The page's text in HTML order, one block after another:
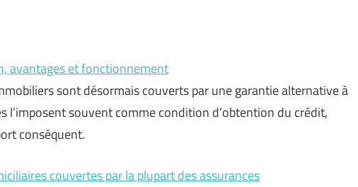
avantages et fonctionnement
sont désormais couverts par une garantie alternative à
l’imposent souvent comme condition d’obtention du crédit,
conséquent.
couvertes par la plupart des assurances